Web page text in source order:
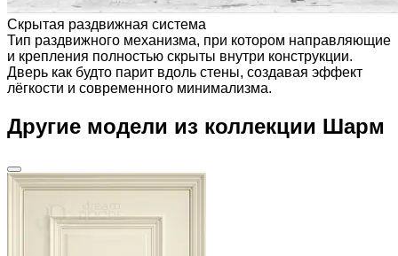
Скрытая раздвижная система
Тип раздвижного механизма, при котором направляющие
и крепления полностью скрыты внутри конструкции.
Дверь как будто парит вдоль стены, создавая эффект
лёгкости и современного минимализма.
Другие модели из коллекции Шарм